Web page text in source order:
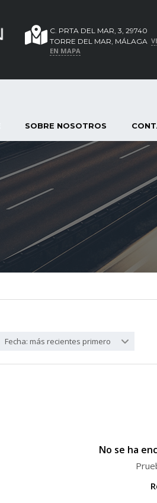
C. PRTA DEL MAR, 3, 29740
TORRE DEL MAR, MÁLAGA
EN MAPA
SOBRE NOSOTROS
Fecha: más recientes primero
No se ha